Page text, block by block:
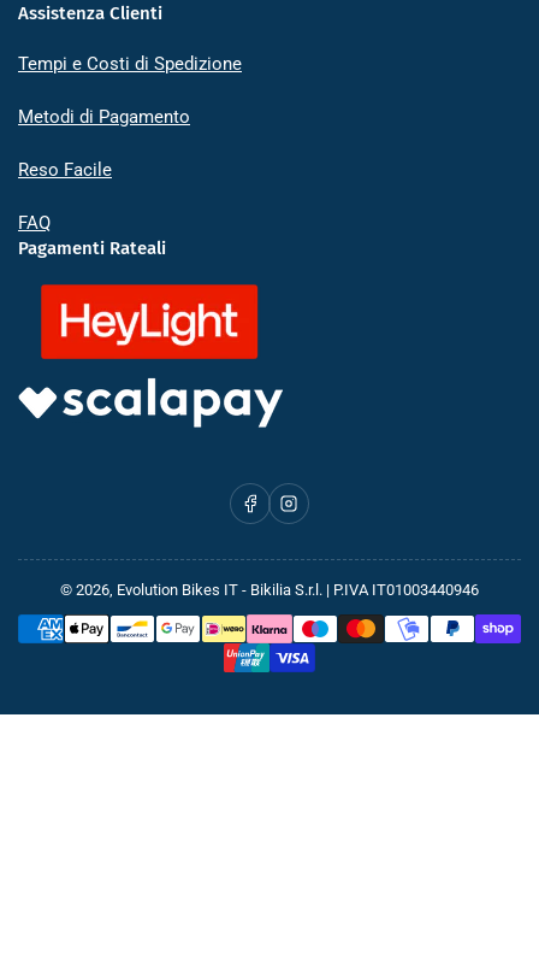
Assistenza Clienti
Tempi e Costi di Spedizione
Metodi di Pagamento
Reso Facile
FAQ
Pagamenti Rateali
FacebookInstagram
© 2026, Evolution Bikes IT - Bikilia S.r.l. | P.IVA IT01003440946
Metodi
di
pagamento